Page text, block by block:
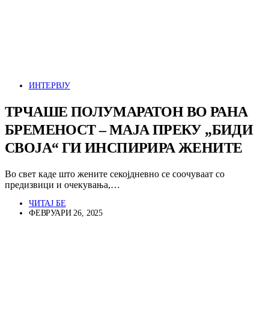
ИНТЕРВЈУ
ТРЧАШЕ ПОЛУМАРАТОН ВО РАНА
БРЕМЕНОСТ – МАЈА ПРЕКУ „БИДИ
СВОЈА“ ГИ ИНСПИРИРА ЖЕНИТЕ
Во свет каде што жените секојдневно се соочуваат со
предизвици и очекувања,…
ЧИТАЈ БЕ
ФЕВРУАРИ 26, 2025